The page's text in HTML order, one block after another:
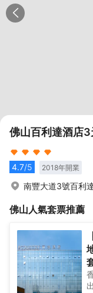
佛山百利達酒店
4.7/5 2018年開業
南豐大道3號百利
佛山人氣套票推薦